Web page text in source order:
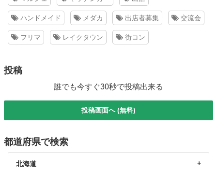
ハンドメイド メダカ 出店者募集 交流会
フリマ レイクタウン 街コン
投稿
誰でも今すぐ30秒で投稿出来る
投稿画面へ (無料)
都道府県で検索
北海道